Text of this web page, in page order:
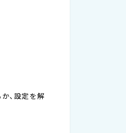
、設定を解